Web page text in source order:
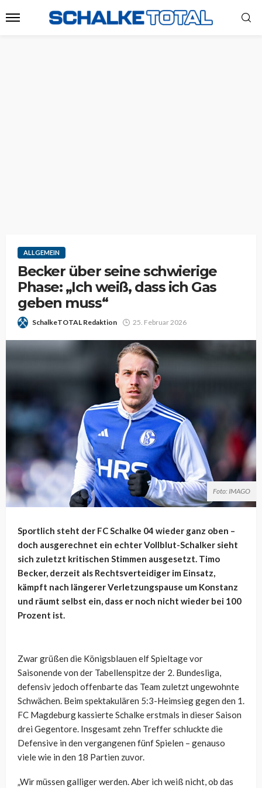
ALLGEMEIN
Becker über seine schwierige
Phase: „Ich weiß, dass ich Gas
geben muss“
SchalkeTOTAL Redaktion 25. Februar 2026
Foto: IMAGO
Sportlich steht der FC Schalke 04 wieder ganz oben –
doch ausgerechnet ein echter Vollblut-Schalker sieht
sich zuletzt kritischen Stimmen ausgesetzt. Timo
Becker, derzeit als Rechtsverteidiger im Einsatz,
kämpft nach längerer Verletzungspause um Konstanz
und räumt selbst ein, dass er noch nicht wieder bei 100
Prozent ist.
Zwar grüßen die Königsblauen elf Spieltage vor
Saisonende von der Tabellenspitze der 2. Bundesliga,
defensiv jedoch offenbarte das Team zuletzt ungewohnte
Schwächen. Beim spektakulären 5:3-Heimsieg gegen den 1.
FC Magdeburg kassierte Schalke erstmals in dieser Saison
drei Gegentore. Insgesamt zehn Treffer schluckte die
Defensive in den vergangenen fünf Spielen – genauso
viele wie in den 18 Partien zuvor.
„Wir müssen galliger werden. Aber ich weiß nicht, ob das